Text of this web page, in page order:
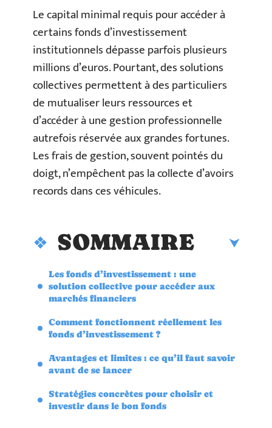
Le capital minimal requis pour accéder à
certains fonds d’investissement
institutionnels dépasse parfois plusieurs
millions d’euros. Pourtant, des solutions
collectives permettent à des particuliers
de mutualiser leurs ressources et
d’accéder à une gestion professionnelle
autrefois réservée aux grandes fortunes.
Les frais de gestion, souvent pointés du
doigt, n’empêchent pas la collecte d’avoirs
records dans ces véhicules.
SOMMAIRE
Les fonds d’investissement : une
solution collective pour accéder aux
marchés financiers
Comment fonctionnent réellement les
fonds d’investissement ?
Avantages et limites : ce qu’il faut savoir
avant de se lancer
Stratégies concrètes pour choisir et
investir dans le bon fonds